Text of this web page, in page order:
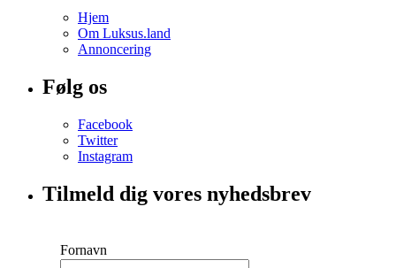
Hjem
Om Luksus.land
Annoncering
Følg os
Facebook
Twitter
Instagram
Tilmeld dig vores nyhedsbrev
Fornavn